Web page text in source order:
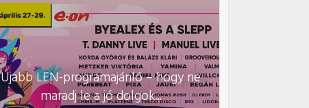
Újabb LEN-programajánló – hogy ne
maradj le a jó dolgok...